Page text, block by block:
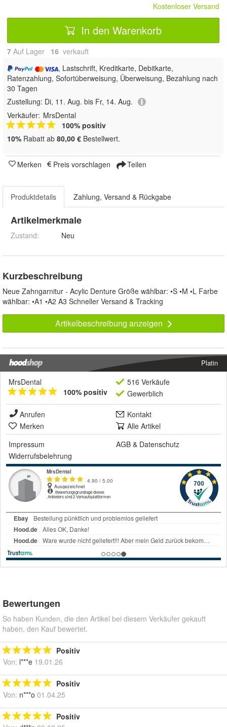
Kostenloser Versand
In den Warenkorb
7 Auf Lager 16 verkauft
, Lastschrift, Kreditkarte, Debitkarte,
Ratenzahlung, Sofortüberweisung, Überweisung, Bezahlung nach
30 Tagen
Zustellung: Di, 11. Aug. bis Fr, 14. Aug.
Verkäufer: MrsDental
100% positiv
10% Rabatt ab 80,00 € Bestellwert.
Merken Preis vorschlagen Teilen
Produktdetails Zahlung, Versand & Rückgabe
Artikelmerkmale
Zustand: Neu
Kurzbeschreibung
Neue Zahngarnitur - Acylic Denture Größe wählbar: •S •M •L Farbe
wählbar: •A1 •A2 A3 Schneller Versand & Tracking
Artikelbeschreibung anzeigen
Platin
MrsDental
100% positiv
516 Verkäufe
Gewerblich
Anrufen
Kontakt
Merken
Alle Artikel
Impressum
AGB & Datenschutz
Widerrufsbelehrung
Bewertungen
So haben Kunden, die den Artikel bei diesem Verkäufer gekauft
haben, den Kauf bewertet.
Positiv
Von: l***e 19.01.26
Positiv
Von: n***o 01.04.25
Positiv